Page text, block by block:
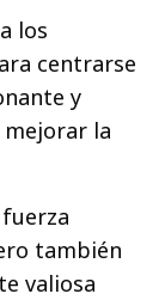
los
centrarse
y
la
también
valiosa